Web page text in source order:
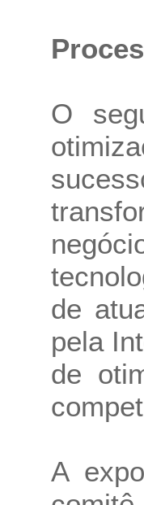
O
de
pela
de
A